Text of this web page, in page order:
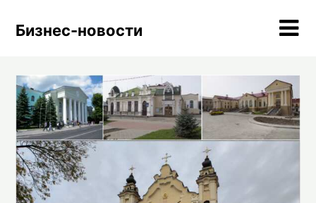
Бизнес-новости